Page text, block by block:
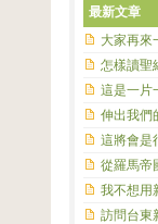
最新文章
大家再來
怎樣讀聖
這是一片
伸出我們
這將會是
從羅馬帝
我不想用
訪問台東